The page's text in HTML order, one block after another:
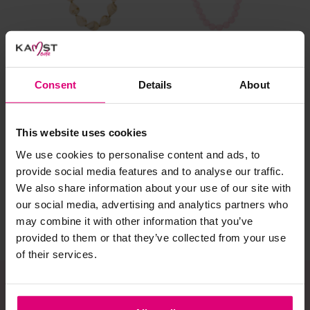
Consent Details About
This website uses cookies
We use cookies to personalise content and ads, to
provide social media features and to analyse our traffic.
We also share information about your use of our site with
our social media, advertising and analytics partners who
may combine it with other information that you’ve
provided to them or that they’ve collected from your use
of their services.
Doe de wasmachine niet te vol. Dat voorkomt
kreuken/wrijving.
Gebruik een waszakje voor poreuze materialen en/of
artikelen met kraaltjes/steentjes.
Selecteer het wasgoed op kleur en was met een passend
Gebreide kledingstukken (met of zonder wol):
Allereerst: stel het wassen zo lang mogelijk uit.
Was in de wasmachine op een wol-programma. Dit
voorkomt wrijving en pilling.
Was zo koud mogelijk.
Ketting kegels
€ 10.77
€ 17.95
€ 7.17
€ 11.95